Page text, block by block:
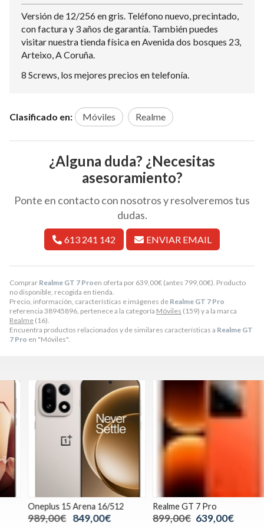
Comprar Realme GT 7 Proen oferta por 639,00€ (antes 799,00€). Producto
no disponible, recogida en tienda.
Precio, información, características e imágenes de Realme GT 7 Pro
referencia 38945896, pertenece a la categoría Móviles (159) y a la marca
Realme (16).
Encuentra productos relacionados y de similares características a Realme GT
7 Pro en "Móviles".
Versión de 12/256 en gris. Teléfono nuevo, precintado,
con factura y 3 años de garantía. También puedes
visitar nuestra tienda física en Avenida dos bosques 23,
Arteixo, A Coruña.
8 Screws, los mejores precios en telefonía.
Clasificado en: Móviles Realme
¿Alguna duda? ¿Necesitas
asesoramiento?
Ponte en contacto con nosotros y resolveremos tus
dudas.
613 241 142 ENVIAR EMAIL
Oneplus 15 Arena 16/512
989,00€ 849,00€
Realme GT 7 Pro
899,00€ 639,00€